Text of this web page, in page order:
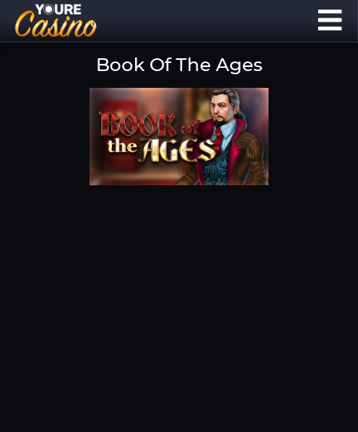
Book Of The Ages